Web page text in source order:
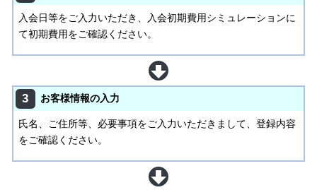
入会日等をご入力いただき、入会初期費用シミュレーションに
て初期費用をご確認ください。
3 お客様情報の入力
氏名、ご住所等、必要事項をご入力いただきまして、登録内容
をご確認ください。